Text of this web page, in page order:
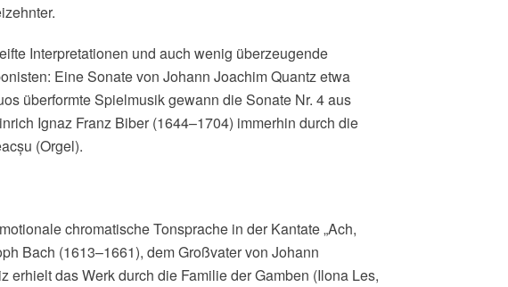
Interpretationen und auch wenig überzeugende
Eine Sonate von Johann Joachim Quantz etwa
überformte Spielmusik gewann die Sonate Nr. 4 aus
Ignaz Franz Biber (1644–1704) immerhin durch die
(Orgel).
chromatische Tonsprache in der Kantate „Ach,
Bach (1613–1661), dem Großvater von Johann
das Werk durch die Familie der Gamben (Ilona Les,